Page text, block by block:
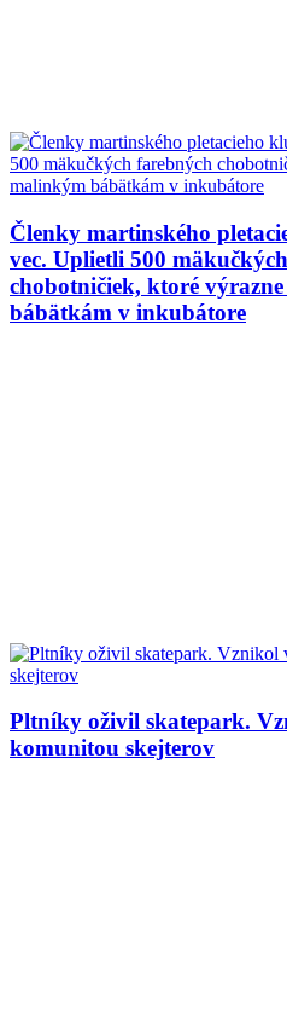
Členky martinského
vec. Uplietli 500
chobotničiek, ktoré
bábätkám v inkubátore
Pltníky oživil skatepark.
komunitou skejterov